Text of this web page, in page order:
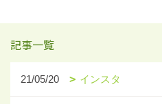
記事一覧
21/05/20 インスタ